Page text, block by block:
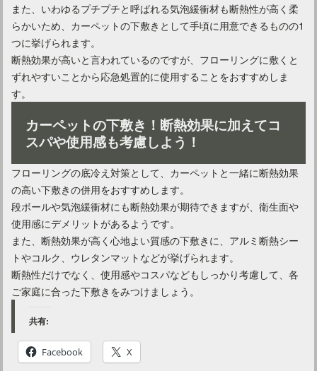
また、いわゆるプチプチと呼ばれる気泡緩衝材も断熱性が高く柔
らかいため、カーペットの下敷きとして手頃に用意できるものの1
つに挙げられます。
断熱効果が高いと言われているのですが、フローリングに敷くと
ずれやすいことから応急処置的に使用することをおすすめしま
す。
カーペットの下敷き！断熱効果に加えてコ
スパや使用感も考慮しよう！
フローリングの底冷え対策として、カーペットと一緒に断熱効果
の高い下敷きの併用をおすすめします。
段ボールや気泡緩衝材にも断熱効果が期待できますが、衛生面や
使用感にデメリットがあるようです。
また、断熱効果が高く心地よい質感の下敷きに、アルミ断熱シー
トやコルク、ウレタンマットなどが挙げられます。
断熱性だけでなく、使用感やコスパなどもしっかり考慮して、各
ご家庭に合った下敷きをみつけましょう。
共有:
Facebook X